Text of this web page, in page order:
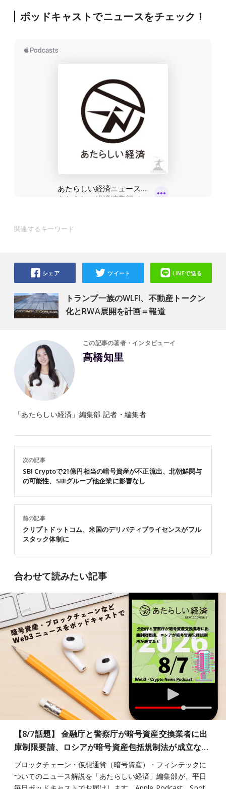
ポッドキャストでニュースをチェック！
関連するキーワード
トランプ一族のWLFI、不動産トークン
化とRWA展開を計画＝報道
シェア ツイート LINEで送る
この記事の著者・インタビューイ
髙橋知里
「あたらしい経済」編集部 記者・編集者
前の記事
クリプトドットコム、米国のデリバティブライセンスがフル
スタック体制に
次の記事
SBI Cryptoで21億円相当の暗号資産が不正流出、北朝鮮関与
の可能性、SBIグループ他企業に影響なし
合わせて読みたい記事
【8/7話題】 金融庁と警察庁が暗号資産交換業者に出
庫制限要請、ロシアが暗号資産包括規制法が成立な…
ブロックチェーン・仮想通貨（暗号資産）・フィンテックに
ついてのニュース解説を「あたらしい経済」編集部が、平日